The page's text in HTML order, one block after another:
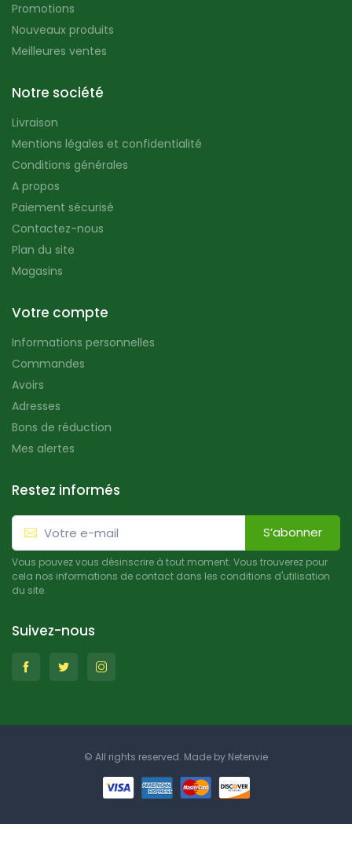
Promotions
Nouveaux produits
Meilleures ventes
Notre société
Livraison
Mentions légales et confidentialité
Conditions générales
A propos
Paiement sécurisé
Contactez-nous
Plan du site
Magasins
Votre compte
Informations personnelles
Commandes
Avoirs
Adresses
Bons de réduction
Mes alertes
Restez informés
S’abonner
Vous pouvez vous désinscrire à tout moment. Vous trouverez pour
cela nos informations de contact dans les conditions d'utilisation
du site.
Suivez-nous
© All rights reserved. Made by Netenvie